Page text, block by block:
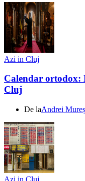
Azi in Cluj
Calendar ortodox:
Cluj
De laAndrei
Azi in Cluj